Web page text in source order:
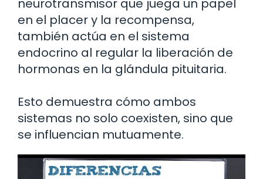
neurotransmisor que juega un papel
en el placer y la recompensa,
también actúa en el sistema
endocrino al regular la liberación de
hormonas en la glándula pituitaria.
Esto demuestra cómo ambos
sistemas no solo coexisten, sino que
se influencian mutuamente.